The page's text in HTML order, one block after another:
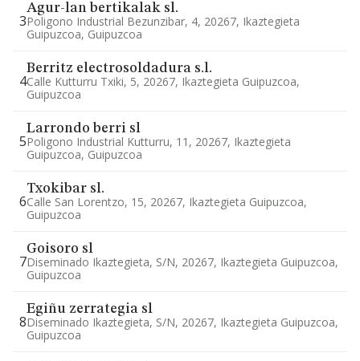
3
Agur-lan bertikalak sl.
Poligono Industrial Bezunzibar, 4, 20267, Ikaztegieta
Guipuzcoa, Guipuzcoa
4
Berritz electrosoldadura s.l.
Calle Kutturru Txiki, 5, 20267, Ikaztegieta Guipuzcoa,
Guipuzcoa
5
Larrondo berri sl
Poligono Industrial Kutturru, 11, 20267, Ikaztegieta
Guipuzcoa, Guipuzcoa
6
Txokibar sl.
Calle San Lorentzo, 15, 20267, Ikaztegieta Guipuzcoa,
Guipuzcoa
7
Goisoro sl
Diseminado Ikaztegieta, S/n, 20267, Ikaztegieta Guipuzcoa,
Guipuzcoa
8
Egiñu zerrategia sl
Diseminado Ikaztegieta, S/n, 20267, Ikaztegieta Guipuzcoa,
Guipuzcoa